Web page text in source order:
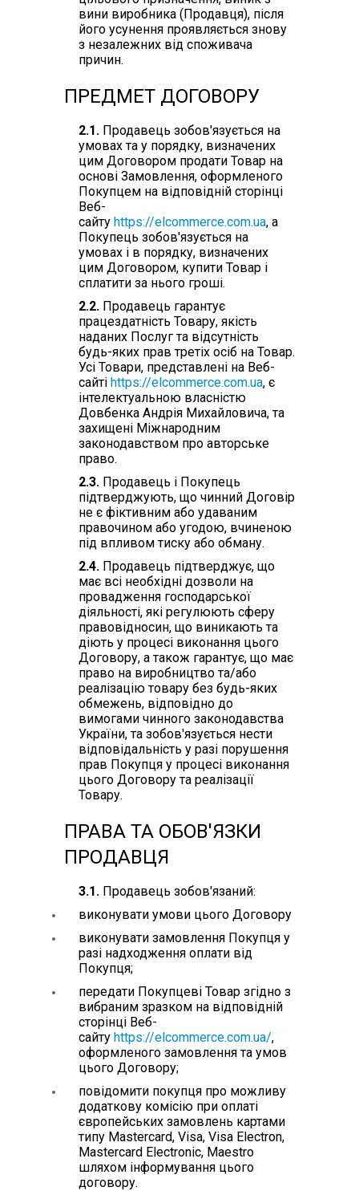
вини виробника (Продавця), після
його усунення проявляється знову
з незалежних від споживача
причин.
ПРЕДМЕТ ДОГОВОРУ
2.1. Продавець зобов'язується на
умовах та у порядку, визначених
цим Договором продати Товар на
основі Замовлення, оформленого
Покупцем на відповідній сторінці
Веб-
сайту https://elcommerce.com.ua, а
Покупець зобов'язується на
умовах і в порядку, визначених
цим Договором, купити Товар і
сплатити за нього гроші.
2.2. Продавець гарантує
працездатність Товару, якість
наданих Послуг та відсутність
будь-яких прав третіх осіб на Товар.
Усі Товари, представлені на Веб-
сайті https://elcommerce.com.ua, є
інтелектуальною власністю
Довбенка Андрія Михайловича, та
захищені Міжнародним
законодавством про авторське
право.
2.3. Продавець і Покупець
підтверджують, що чинний Договір
не є фіктивним або удаваним
правочином або угодою, вчиненою
під впливом тиску або обману.
2.4. Продавець підтверджує, що
має всі необхідні дозволи на
провадження господарської
діяльності, які регулюють сферу
правовідносин, що виникають та
діють у процесі виконання цього
Договору, а також гарантує, що має
право на виробництво та/або
реалізацію товару без будь-яких
обмежень, відповідно до
вимогами чинного законодавства
України, та зобов'язується нести
відповідальність у разі порушення
прав Покупця у процесі виконання
цього Договору та реалізації
Товару.
ПРАВА ТА ОБОВ'ЯЗКИ
ПРОДАВЦЯ
3.1. Продавець зобов'язаний:
виконувати умови цього Договору
виконувати замовлення Покупця у
разі надходження оплати від
Покупця;
передати Покупцеві Товар згідно з
вибраним зразком на відповідній
сторінці Веб-
сайту https://elcommerce.com.ua/,
оформленого замовлення та умов
цього Договору;
повідомити покупця про можливу
додаткову комісію при оплаті
європейських замовлень картами
типу Mastercard, Visa, Visa Electron,
Mastercard Electronic, Maestro
шляхом інформування цього
договору.